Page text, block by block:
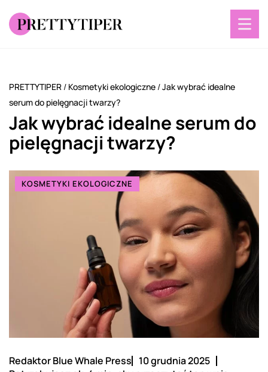
PRETTYTIPER / Kosmetyki ekologiczne /Jak wybrać idealne
serum do pielęgnacji twarzy?
Jak wybrać idealne serum do
pielęgnacji twarzy?
KOSMETYKI EKOLOGICZNE
Redaktor Blue Whale Press
10 grudnia 2025